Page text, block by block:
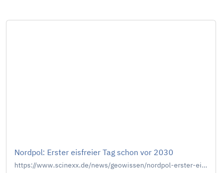
Nordpol: Erster eisfreier Tag schon vor 2030
https://www.scinexx.de/news/geowissen/nordpol-erster-eisfreier-tag-schon-vor-2030/